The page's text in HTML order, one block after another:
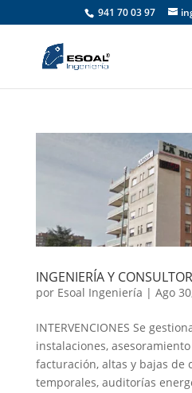
941 70 03 97
INGENIERÍA Y
por Esoal Ingeniería | Ago
INTERVENCIONES Se
instalaciones,
facturación, altas y bajas de
temporales, auditorías